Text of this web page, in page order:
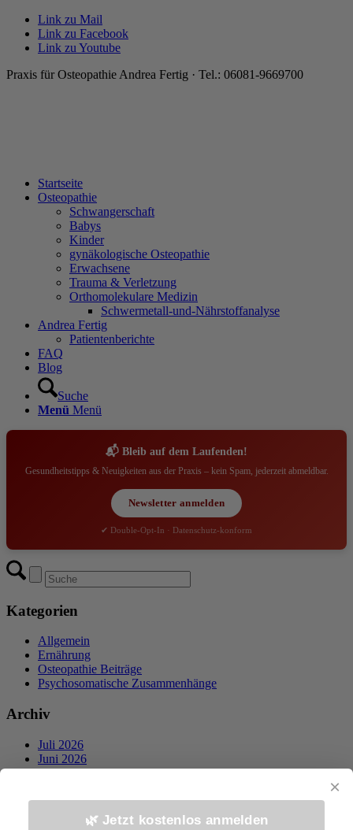
Link zu Mail
Link zu Facebook
Link zu Youtube
Praxis für Osteopathie Andrea Fertig · Tel.: 06081-9669700
Startseite
Osteopathie
Schwangerschaft
Babys
Kinder
gynäkologische Osteopathie
Erwachsene
Trauma & Verletzung
Orthomolekulare Medizin
Schwermetall-und-Nährstoffanalyse
Andrea Fertig
Patientenberichte
FAQ
Blog
Suche
Menü Menü
📬 Bleib auf dem Laufenden!
Gesundheitstipps & Neuigkeiten aus der Praxis – kein Spam, jederzeit abmeldbar.
Newsletter anmelden
✔ Double-Opt-In · Datenschutz-konform
Kategorien
Allgemein
Ernährung
Osteopathie Beiträge
Psychosomatische Zusammenhänge
Archiv
Juli 2026
Juni 2026
Mai 2026
März 2026
Februar 2026
×
🌿 Jetzt kostenlos anmelden